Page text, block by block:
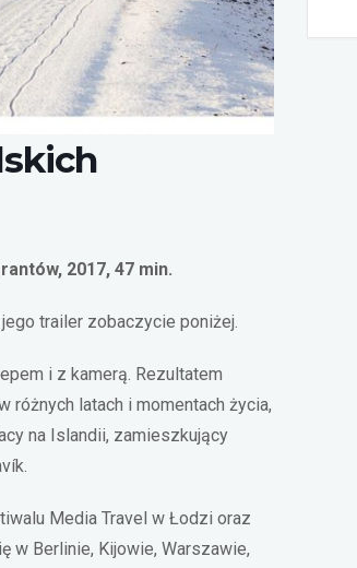
2017, 47 min.
trailer zobaczycie poniżej.
i z kamerą. Rezultatem
różnych latach i momentach życia,
na Islandii, zamieszkujący
Media Travel w Łodzi oraz
w Berlinie, Kijowie, Warszawie,